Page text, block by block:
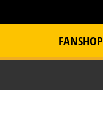
FANSHOP